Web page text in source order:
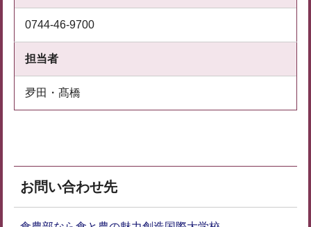
0744-46-9700
担当者
夛田・髙橋
お問い合わせ先